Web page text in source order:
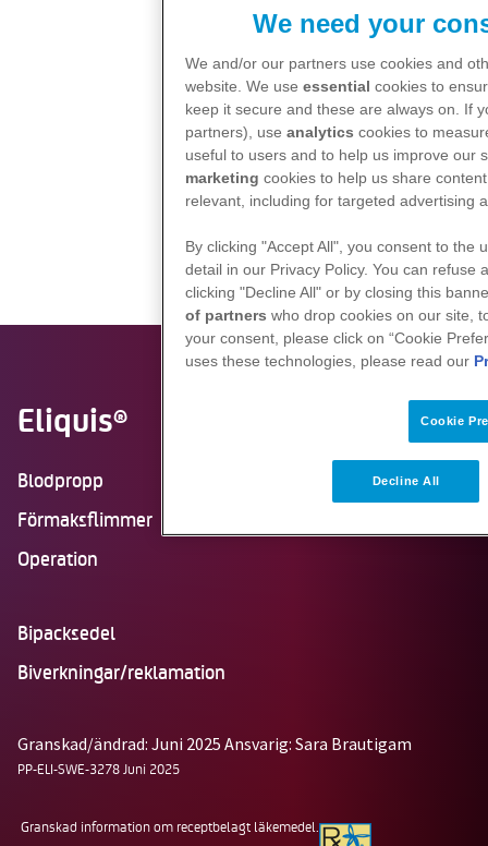
Eliquis®
Blodpropp
Förmaksflimmer
Operation
Bipacksedel
Biverkningar/reklamation
Granskad/ändrad: Juni 2025 Ansvarig: Sara Brautigam
PP-ELI-SWE-3278 Juni 2025
Granskad information om receptbelagt läkemedel.
We need your
We and/or our partners use cookies and
website. We use essential cookies to
keep it secure and these are always on. If
partners), use analytics cookies to
useful to users and to help us improve our
marketing cookies to help us share
relevant, including for targeted advertising
By clicking "Accept All", you consent to the
detail in our Privacy Policy. You can refuse
clicking "Decline All" or by closing this
of partners who drop cookies on our site,
your consent, please click on “Cookie
uses these technologies, please read our
Cookie
Decline All